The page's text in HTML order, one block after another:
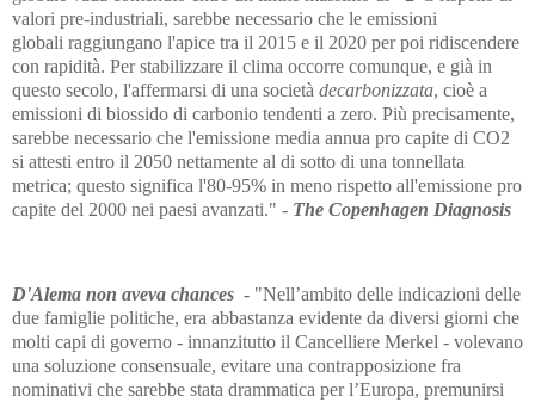
valori pre-industriali, sarebbe necessario che le emissioni
globali raggiungano l'apice tra il 2015 e il 2020 per poi ridiscendere
con rapidità. Per stabilizzare il clima occorre comunque, e già in
questo secolo, l'affermarsi di una società decarbonizzata, cioè a
emissioni di biossido di carbonio tendenti a zero. Più precisamente,
sarebbe necessario che l'emissione media annua pro capite di CO2
si attesti entro il 2050 nettamente al di sotto di una tonnellata
metrica; questo significa l'80-95% in meno rispetto all'emissione pro
capite del 2000 nei paesi avanzati." - The Copenhagen Diagnosis
D'Alema non aveva chances - "Nell’ambito delle indicazioni delle
due famiglie politiche, era abbastanza evidente da diversi giorni che
molti capi di governo - innanzitutto il Cancelliere Merkel - volevano
una soluzione consensuale, evitare una contrapposizione fra
nominativi che sarebbe stata drammatica per l’Europa, premunirsi